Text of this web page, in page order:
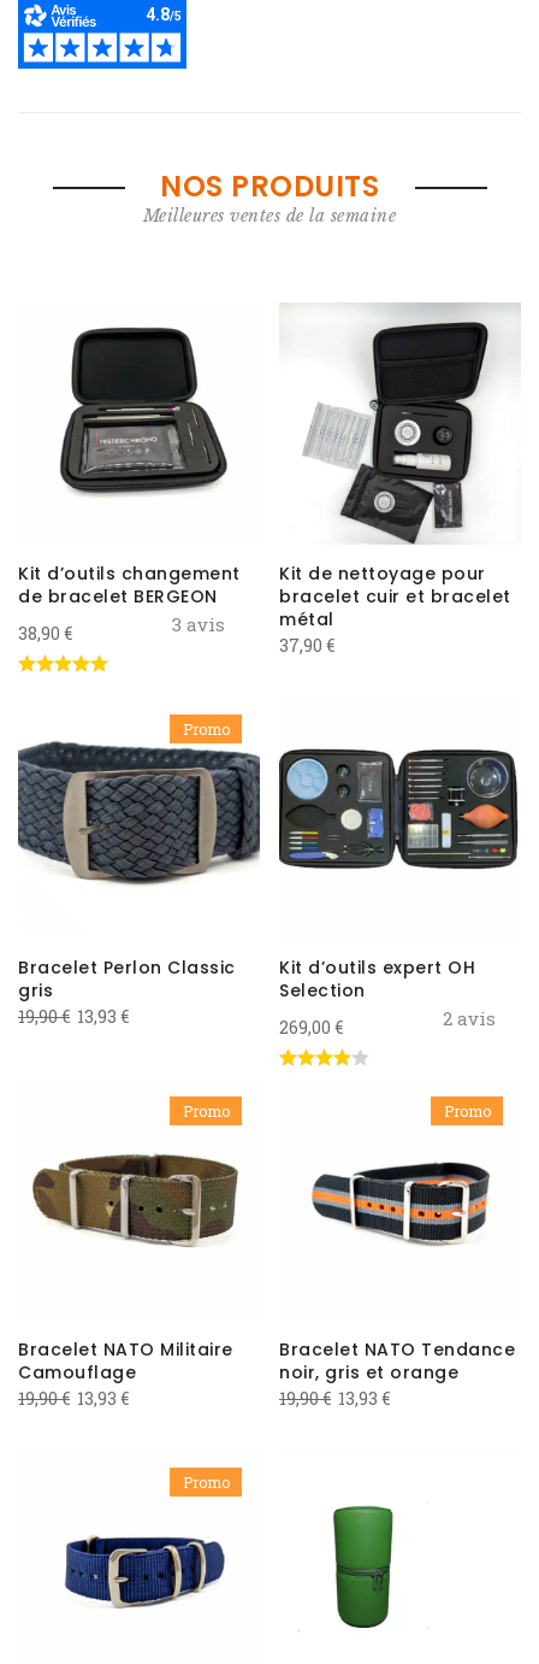
NOS PRODUITS
Meilleures ventes de la semaine
Kit d’outils changement
de bracelet BERGEON
38,90 € 3 avis
Kit de nettoyage pour
bracelet cuir et bracelet
métal
37,90 €
Promo
Bracelet Perlon Classic
gris
19,90€ Le
13,93 €Le
13,93 €.
Kit d’outils expert OH
Selection
269,00 € 2 avis
Promo
Bracelet NATO Militaire
Camouflage
19,90€ Le
13,93 €Le
Promo
Bracelet NATO Tendance
noir, gris et orange
19,90€ Le
19,90 €.
13,93 €Le
13,93 €.
Promo